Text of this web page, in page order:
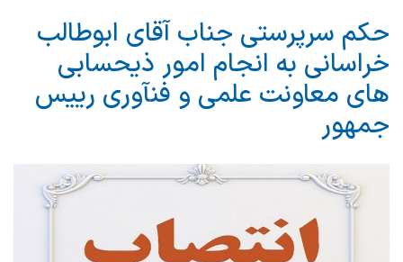
حکم سرپرستی جناب آقای ابوطالب
خراسانی به انجام امور ذیحسابی‌
های معاونت علمی و فنآوری رییس
جمهور